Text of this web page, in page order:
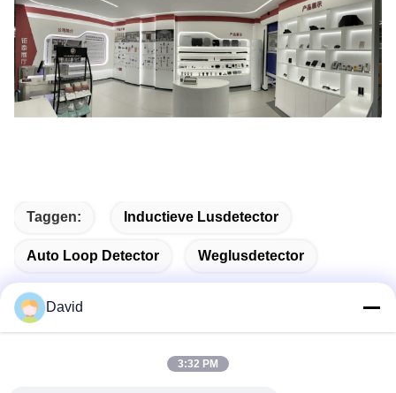
Taggen: Inductieve Lusdetector
Auto Loop Detector Weglusdetector
David
3:32 PM